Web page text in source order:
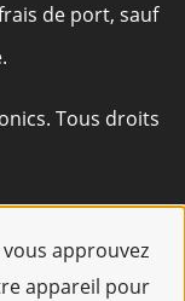
approuvez
appareil pour
de port, sauf
Tous droits